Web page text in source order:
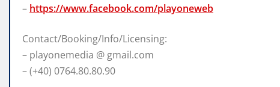
– https://www.facebook.com/playoneweb
Contact/Booking/Info/Licensing:
– playonemedia @ gmail.com
– (+40) 0764.80.80.90